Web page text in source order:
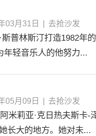
03月31日 去抢沙发
斯普林斯汀打造1982年
年轻音乐人的他努力...
05月09日 去抢沙发
米莉亚·克日热夫斯卡-
长大的地方。她对未...